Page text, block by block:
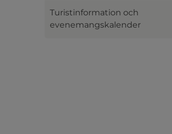
Turistinformation och
evenemangskalender